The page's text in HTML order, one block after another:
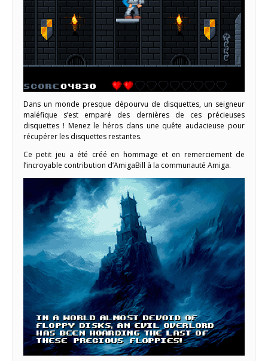
Dans un monde presque dépourvu de disquettes, un seigneur
maléfique s’est emparé des dernières de ces précieuses
disquettes ! Menez le héros dans une quête audacieuse pour
récupérer les disquettes restantes.
Ce petit jeu a été créé en hommage et en remerciement de
l’incroyable contribution d’AmigaBill à la communauté Amiga.